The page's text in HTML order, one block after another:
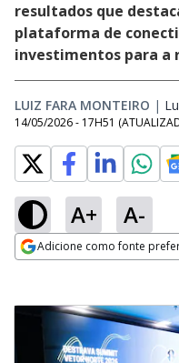
resultados que
plataforma de
investimentos para a
LUIZ FARA MONTEIRO |
14/05/2026 - 17H51
A+ A-
Adicione como fonte